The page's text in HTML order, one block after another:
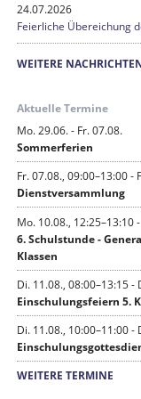
24.07.2026
Feierliche Übereichung
WEITERE
Aktuelle Termine
Mo. 29.06. - Fr. 07.08.
Sommerferien
Fr. 07.08., 09:00–13:00 -
Dienstversammlung
Mo. 10.08., 12:25–13:10
6. Schulstunde -
Klassen
Di. 11.08., 08:00–13:15 -
Einschulungsfeiern 5.
Di. 11.08., 10:00–11:00 -
WEITERE TERMINE